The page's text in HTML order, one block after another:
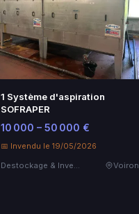
1 Système d'aspiration
SOFRAPER
10 000 – 50 000 €
📅 Invendu le 19/05/2026
Voiron